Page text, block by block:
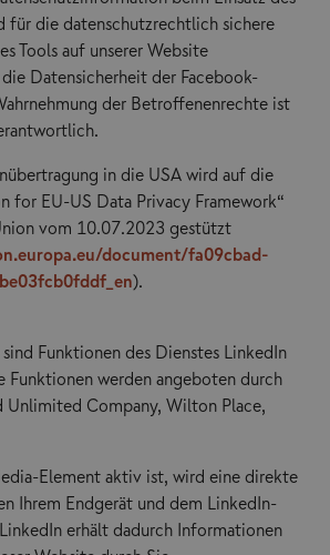
für die datenschutzrechtlich sichere
Tools auf unserer Website
Datensicherheit der Facebook-
der Betroffenenrechte ist
in die USA wird auf die
for EU-US Data Privacy Framework“
vom 10.07.2023 gestützt
document/fa09cbad-
).
Funktionen des Dienstes LinkedIn
Funktionen werden angeboten durch
Unlimited Company, Wilton Place,
Element aktiv ist, wird eine direkte
Ihrem Endgerät und dem LinkedIn-
erhält dadurch Informationen